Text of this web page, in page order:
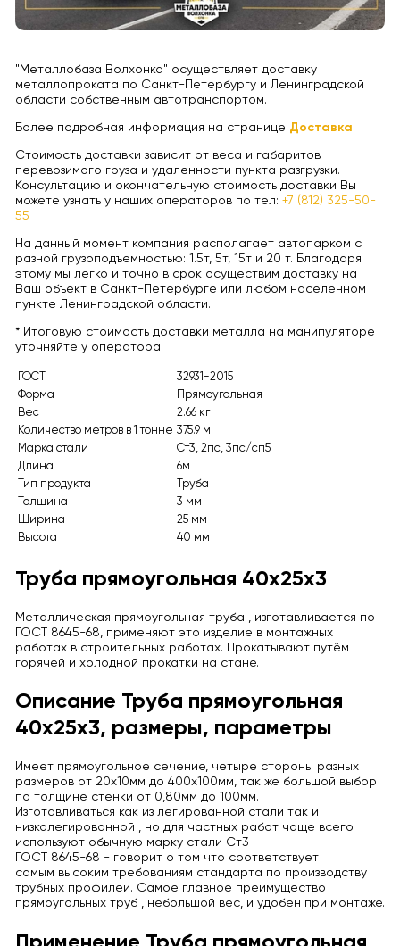
"Металлобаза Волхонка" осуществляет доставку
металлопроката по Санкт-Петербургу и Ленинградской
области собственным автотранспортом.
Более подробная информация на странице Доставка
Стоимость доставки зависит от веса и габаритов
перевозимого груза и удаленности пункта разгрузки.
Консультацию и окончательную стоимость доставки Вы
можете узнать у наших операторов по тел: +7 (812) 325-50-
55
На данный момент компания располагает автопарком с
разной грузоподъемностью: 1.5т, 5т, 15т и 20 т. Благодаря
этому мы легко и точно в срок осуществим доставку на
Ваш объект в Санкт-Петербурге или любом населенном
пункте Ленинградской области.
* Итоговую стоимость доставки металла на манипуляторе
уточняйте у оператора.
ГОСТ
32931-2015
Форма
Прямоугольная
Вес
2.66 кг
Количество метров в 1 тонне 375.9 м
Марка стали
Ст3, 2пс, 3пс/сп5
Длина
6м
Тип продукта
Труба
Толщина
3 мм
Ширина
25 мм
Высота
40 мм
Труба прямоугольная 40х25х3
Металлическая прямоугольная труба , изготавливается по
ГОСТ 8645-68, применяют это изделие в монтажных
работах в строительных работах. Прокатывают путём
горячей и холодной прокатки на стане.
Описание Труба прямоугольная
40х25х3, размеры, параметры
Имеет прямоугольное сечение, четыре стороны разных
размеров от 20х10мм до 400х100мм, так же большой выбор
по толщине стенки от 0,80мм до 100мм.
Изготавливаться как из легированной стали так и
низколегированной , но для частных работ чаще всего
используют обычную марку стали Ст3
ГОСТ 8645-68 - говорит о том что соответствует
самым высоким требованиям стандарта по производству
трубных профилей. Самое главное преимущество
прямоугольных труб , небольшой вес, и удобен при монтаже.